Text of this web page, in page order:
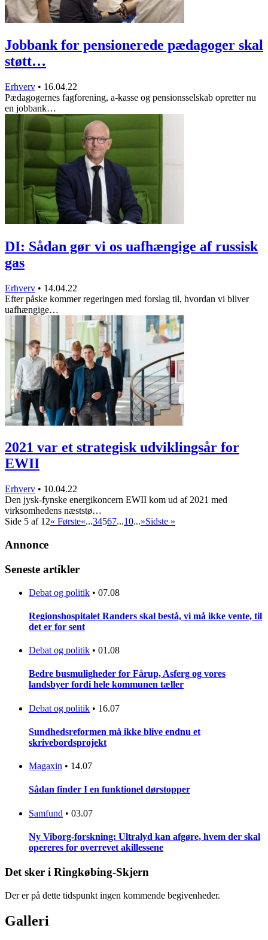
Jobbank for pensionerede pædagoger skal
støtt…
Erhverv • 16.04.22
Pædagogernes fagforening, a-kasse og pensionsselskab opretter nu
en jobbank…
DI: Sådan gør vi os uafhængige af russisk
gas
Erhverv • 14.04.22
Efter påske kommer regeringen med forslag til, hvordan vi bliver
uafhængige…
2021 var et strategisk udviklingsår for
EWII
Erhverv • 10.04.22
Den jysk-fynske energikoncern EWII kom ud af 2021 med
virksomhedens næststø…
Side 5 af 12« Første«...34567...10...»Sidste »
Annonce
Seneste artikler
Debat og politik • 07.08
Regionshospitalet Randers skal bestå, vi må ikke vente, til
det er for sent
Debat og politik • 01.08
Bedre busmuligheder for Fårup, Asferg og vores
landsbyer fordi hele kommunen tæller
Debat og politik • 16.07
Sundhedsreformen må ikke blive endnu et
skrivebordsprojekt
Magaxin • 14.07
Sådan finder I en funktionel dørstopper
Samfund • 03.07
Ny Viborg-forskning: Ultralyd kan afgøre, hvem der skal
opereres for overrevet akillessene
Det sker i Ringkøbing-Skjern
Der er på dette tidspunkt ingen kommende begivenheder.
Galleri